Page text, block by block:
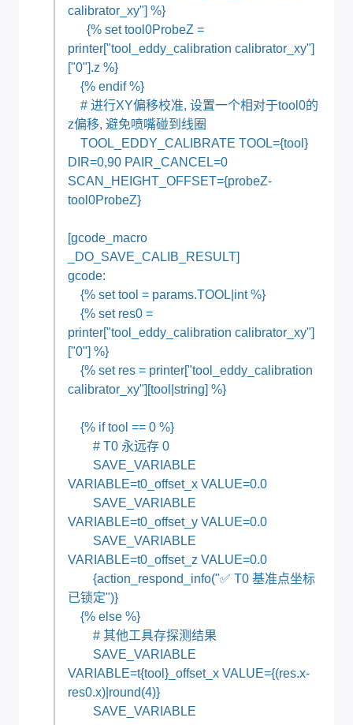
calibrator_xy"] %}
{% set tool0ProbeZ =
printer["tool_eddy_calibration calibrator_xy"]
["0"].z %}
{% endif %}
# 进行XY偏移校准, 设置一个相对于tool0的
z偏移, 避免喷嘴碰到线圈
TOOL_EDDY_CALIBRATE TOOL={tool}
DIR=0,90 PAIR_CANCEL=0
SCAN_HEIGHT_OFFSET={probeZ-
tool0ProbeZ}
[gcode_macro
_DO_SAVE_CALIB_RESULT]
gcode:
{% set tool = params.TOOL|int %}
{% set res0 =
printer["tool_eddy_calibration calibrator_xy"]
["0"] %}
{% set res = printer["tool_eddy_calibration
calibrator_xy"][tool|string] %}
{% if tool == 0 %}
# T0 永远存 0
SAVE_VARIABLE
VARIABLE=t0_offset_x VALUE=0.0
SAVE_VARIABLE
VARIABLE=t0_offset_y VALUE=0.0
SAVE_VARIABLE
VARIABLE=t0_offset_z VALUE=0.0
{action_respond_info("✅ T0 基准点坐标
已锁定")}
{% else %}
# 其他工具存探测结果
SAVE_VARIABLE
VARIABLE=t{tool}_offset_x VALUE={(res.x-
res0.x)|round(4)}
SAVE_VARIABLE